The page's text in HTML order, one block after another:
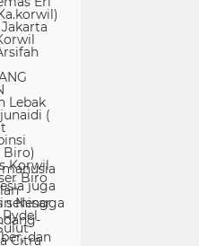
juga
sehingga
dan